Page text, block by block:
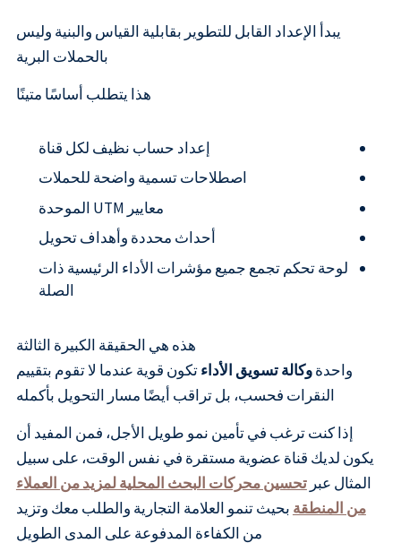
يبدأ الإعداد القابل للتطوير بقابلية القياس والبنية وليس
بالحملات البرية
هذا يتطلب أساسًا متينًا
إعداد حساب نظيف لكل قناة
اصطلاحات تسمية واضحة للحملات
معايير UTM الموحدة
أحداث محددة وأهداف تحويل
لوحة تحكم تجمع جميع مؤشرات الأداء الرئيسية ذات
الصلة
هذه هي الحقيقة الكبيرة الثالثة
واحدةوكالة تسويق الأداءتكون قوية عندما لا تقوم بتقييم
النقرات فحسب، بل تراقب أيضًا مسار التحويل بأكمله
إذا كنت ترغب في تأمين نمو طويل الأجل، فمن المفيد أن
يكون لديك قناة عضوية مستقرة في نفس الوقت، على سبيل
المثال عبرتحسين محركات البحث المحلية لمزيد من العملاء
من المنطقة بحيث تنمو العلامة التجارية والطلب معك وتزيد
من الكفاءة المدفوعة على المدى الطويل